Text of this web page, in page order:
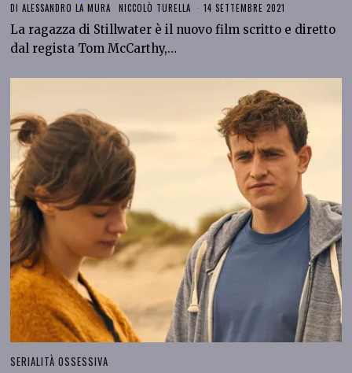
DIALESSANDRO LA MURA NICCOLÒ TURELLA 14 SETTEMBRE 2021
La ragazza di Stillwater è il nuovo film scritto e diretto
dal regista Tom McCarthy,…
SERIALITÀ OSSESSIVA